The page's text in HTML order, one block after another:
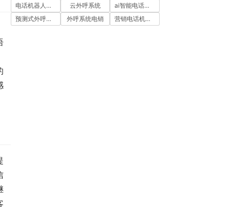
电话机器人外呼
云外呼系统
ai智能电话机器人
预测式外呼系统
外呼系统电销 营销电话机器人